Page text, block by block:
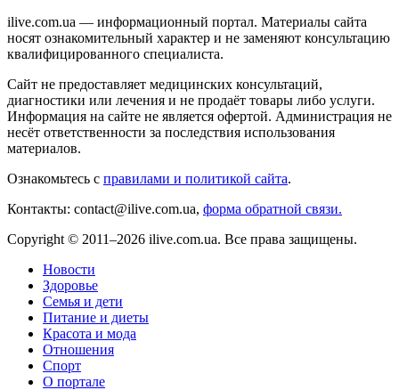
ilive.com.ua — информационный портал. Материалы сайта
носят ознакомительный характер и не заменяют консультацию
квалифицированного специалиста.
Сайт не предоставляет медицинских консультаций,
диагностики или лечения и не продаёт товары либо услуги.
Информация на сайте не является офертой. Администрация не
несёт ответственности за последствия использования
материалов.
Ознакомьтесь с правилами и политикой сайта.
Контакты: contact@ilive.com.ua, форма обратной связи.
Copyright © 2011–2026 ilive.com.ua. Все права защищены.
Новости
Здоровье
Семья и дети
Питание и диеты
Красота и мода
Отношения
Спорт
О портале